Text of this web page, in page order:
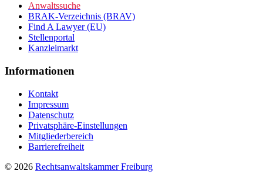
Anwaltssuche
BRAK-Verzeichnis (BRAV)
Find A Lawyer (EU)
Stellenportal
Kanzleimarkt
Informationen
Kontakt
Impressum
Datenschutz
Privatsphäre-Einstellungen
Mitgliederbereich
Barrierefreiheit
© 2026 Rechtsanwaltskammer Freiburg